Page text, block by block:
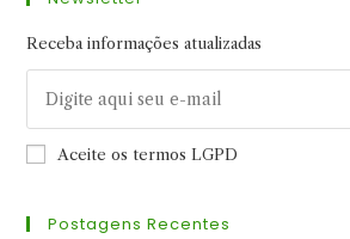
Receba informações atualizadas
Aceite os termos LGPD
Postagens Recentes